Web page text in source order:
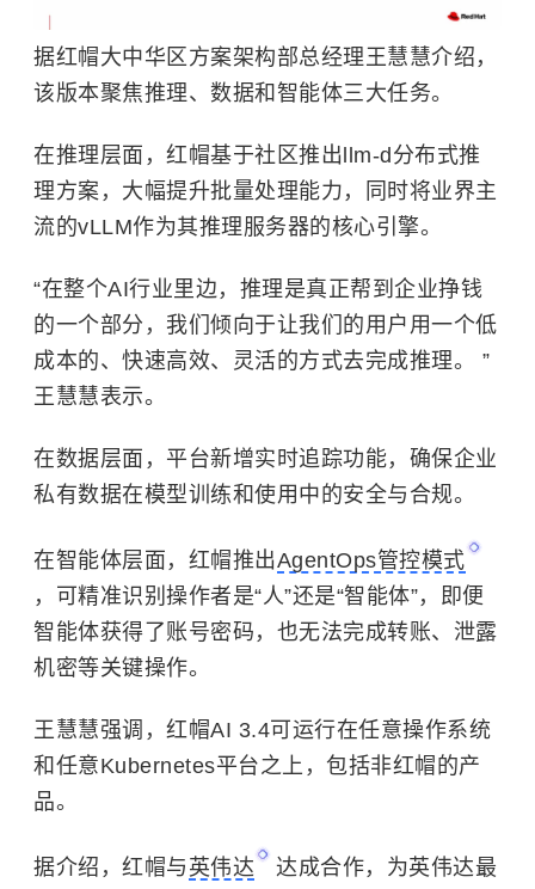
据红帽大中华区方案架构部总经理王慧慧介绍，
该版本聚焦推理、数据和智能体三大任务。
在推理层面，红帽基于社区推出llm-d分布式推
理方案，大幅提升批量处理能力，同时将业界主
流的vLLM作为其推理服务器的核心引擎。
“在整个AI行业里边，推理是真正帮到企业挣钱
的一个部分，我们倾向于让我们的用户用一个低
成本的、快速高效、灵活的方式去完成推理。 ”
王慧慧表示。
在数据层面，平台新增实时追踪功能，确保企业
私有数据在模型训练和使用中的安全与合规。
在智能体层面，红帽推出AgentOps管控模式
，可精准识别操作者是“人”还是“智能体”，即便
智能体获得了账号密码，也无法完成转账、泄露
机密等关键操作。
王慧慧强调，红帽AI 3.4可运行在任意操作系统
和任意Kubernetes平台之上，包括非红帽的产
品。
据介绍，红帽与 英伟达
达成合作，为英伟达最